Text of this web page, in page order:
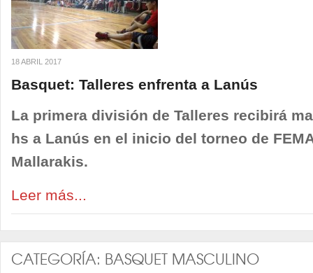
18 ABRIL 2017
Basquet: Talleres enfrenta a Lanús
La primera división de Talleres recibirá
hs a Lanús en el inicio del torneo de
Mallarakis.
Leer más...
CATEGORÍA: BASQUET MASCULINO